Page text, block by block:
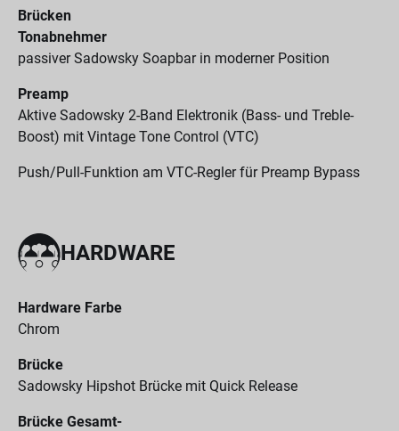
Brücken
Tonabnehmer
passiver Sadowsky Soapbar in moderner Position
Preamp
Aktive Sadowsky 2-Band Elektronik (Bass- und Treble-
Boost) mit Vintage Tone Control (VTC)
Push/Pull-Funktion am VTC-Regler für Preamp Bypass
HARDWARE
Hardware Farbe
Chrom
Brücke
Sadowsky Hipshot Brücke mit Quick Release
Brücke Gesamt-